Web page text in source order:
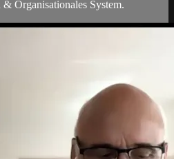
Organisationales System.